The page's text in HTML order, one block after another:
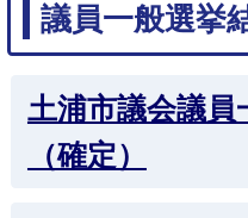
議員一般選挙
土浦市議会議
（確定）